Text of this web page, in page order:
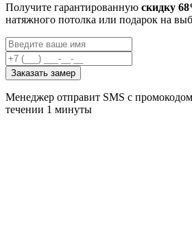
Получите гарантированную скидку
натяжного потолка или подарок на
Заказать замер
Менеджер отправит SMS с
течении 1 минуты